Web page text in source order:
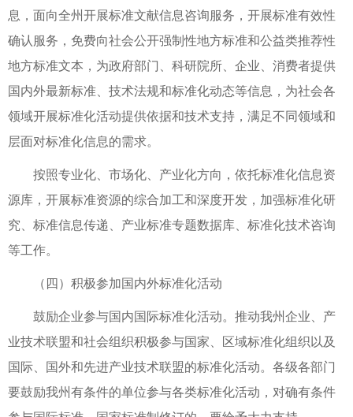
息，面向全州开展标准文献信息咨询服务，开展标准有效性
确认服务，免费向社会公开强制性地方标准和公益类推荐性
地方标准文本，为政府部门、科研院所、企业、消费者提供
国内外最新标准、技术法规和标准化动态等信息，为社会各
领域开展标准化活动提供依据和技术支持，满足不同领域和
层面对标准化信息的需求。
按照专业化、市场化、产业化方向，依托标准化信息资
源库，开展标准资源的综合加工和深度开发，加强标准化研
究、标准信息传递、产业标准专题数据库、标准化技术咨询
等工作。
（四）积极参加国内外标准化活动
鼓励企业参与国内国际标准化活动。推动我州企业、产
业技术联盟和社会组织积极参与国家、区域标准化组织以及
国际、国外和先进产业技术联盟的标准化活动。各级各部门
要鼓励我州有条件的单位参与各类标准化活动，对确有条件